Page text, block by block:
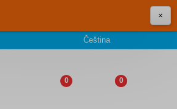
×
Čeština
0 0